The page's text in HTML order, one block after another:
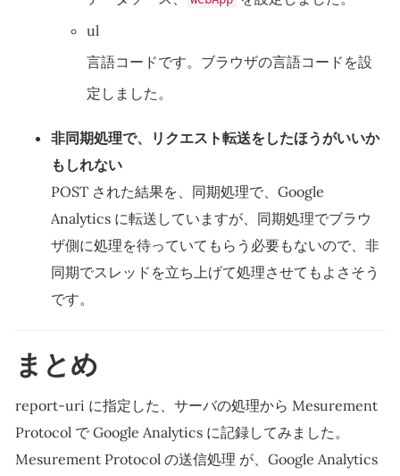
ul
言語コードです。ブラウザの言語コードを設
定しました。
非同期処理で、リクエスト転送をしたほうがいいか
もしれない
POST された結果を、同期処理で、Google
Analytics に転送していますが、同期処理でブラウ
ザ側に処理を待っていてもらう必要もないので、非
同期でスレッドを立ち上げて処理させてもよさそう
です。
まとめ
report-uri に指定した、サーバの処理から Mesurement
Protocol で Google Analytics に記録してみました。
Mesurement Protocol の送信処理 が、Google Analytics